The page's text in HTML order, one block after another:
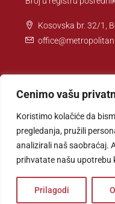
Cenimo vašu
Koristimo kolačiće da
pregledanja, pružili
analizirali naš saobraćaj.
prihvatate našu upotrebu
Prilagodi
Kosovska br. 32/1,
©